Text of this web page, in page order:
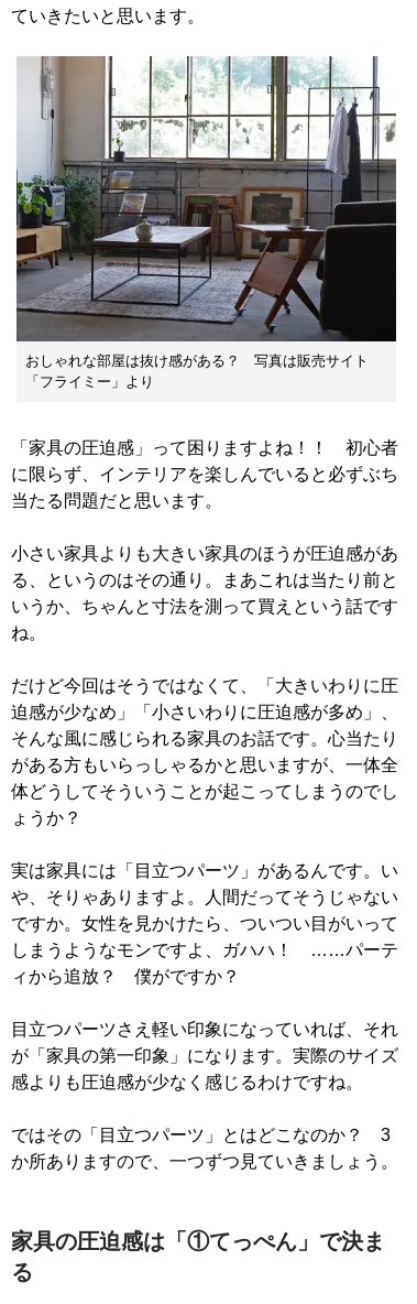
ていきたいと思います。
おしゃれな部屋は抜け感がある？ 写真は販売サイト
「フライミー」より
「家具の圧迫感」って困りますよね！！ 初心者
に限らず、インテリアを楽しんでいると必ずぶち
当たる問題だと思います。
小さい家具よりも大きい家具のほうが圧迫感があ
る、というのはその通り。まあこれは当たり前と
いうか、ちゃんと寸法を測って買えという話です
ね。
だけど今回はそうではなくて、「大きいわりに圧
迫感が少なめ」「小さいわりに圧迫感が多め」、
そんな風に感じられる家具のお話です。心当たり
がある方もいらっしゃるかと思いますが、一体全
体どうしてそういうことが起こってしまうのでし
ょうか？
実は家具には「目立つパーツ」があるんです。い
や、そりゃありますよ。人間だってそうじゃない
ですか。女性を見かけたら、ついつい目がいって
しまうようなモンですよ、ガハハ！ ……パーテ
ィから追放？ 僕がですか？
目立つパーツさえ軽い印象になっていれば、それ
が「家具の第一印象」になります。実際のサイズ
感よりも圧迫感が少なく感じるわけですね。
ではその「目立つパーツ」とはどこなのか？ 3
か所ありますので、一つずつ見ていきましょう。
家具の圧迫感は「①てっぺん」で決ま
る